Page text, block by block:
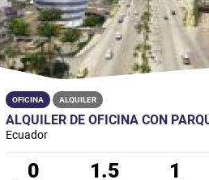
OFICINA ALQUILER
Ecuador
0 1.5 1